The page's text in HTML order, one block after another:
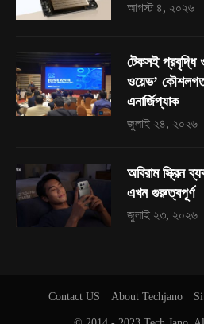
আগস্ট ৪, ২০২৬
টেকসই প্রবৃদ্ধি
ওয়েভ’
এনার্জিপ্যাক
জুলাই ২৪, ২০২৬
অবিরাম স্ক্রিন
এখন গুরুত্বপূর্ণ
জুলাই ২৩, ২০২৬
Contact US About Techjano